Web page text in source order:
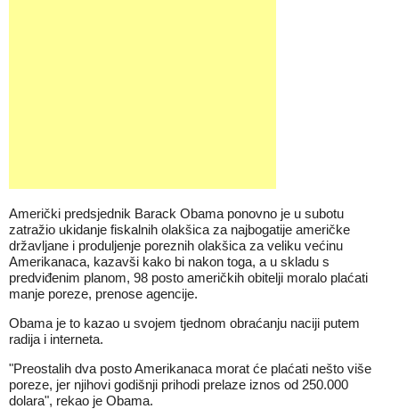
Američki predsjednik Barack Obama ponovno je u subotu
zatražio ukidanje fiskalnih olakšica za najbogatije američke
državljane i produljenje poreznih olakšica za veliku većinu
Amerikanaca, kazavši kako bi nakon toga, a u skladu s
predviđenim planom, 98 posto američkih obitelji moralo plaćati
manje poreze, prenose agencije.
Obama je to kazao u svojem tjednom obraćanju naciji putem
radija i interneta.
"Preostalih dva posto Amerikanaca morat će plaćati nešto više
poreze, jer njihovi godišnji prihodi prelaze iznos od 250.000
dolara", rekao je Obama.